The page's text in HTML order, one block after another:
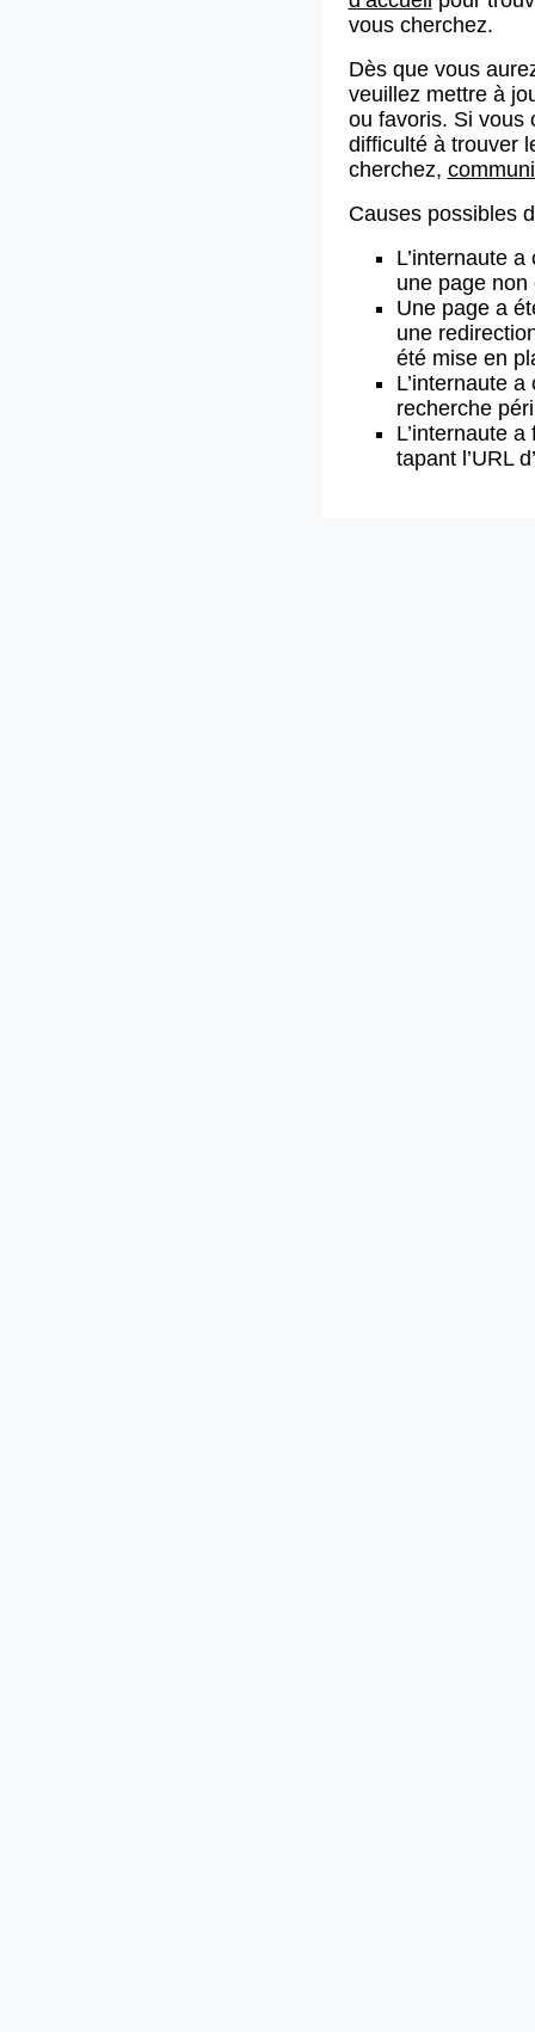
vous cherchez.
Dès que vous
veuillez mettre à
ou favoris. Si vous
difficulté à trouver
cherchez,
Causes possibles
L’internaute
une page non
Une page a
une
été mise en
L’internaute
recherche
L’internaute
tapant l’URL